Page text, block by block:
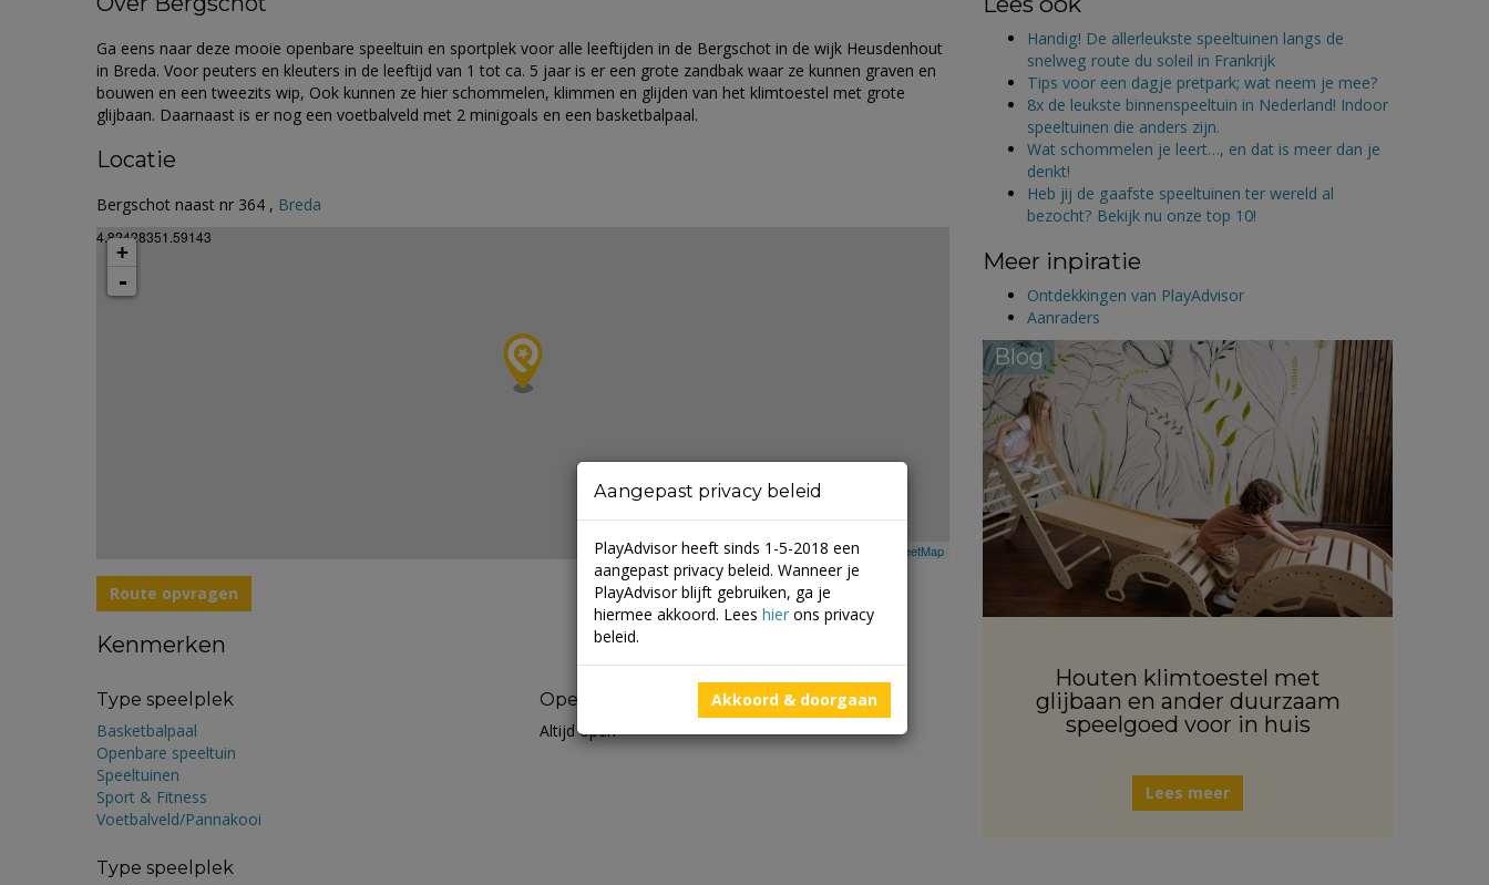
Ga eens naar deze mooie openbare speeltuin en sportplek voor alle leeftijden in de Bergschot in de wijk Heusdenhout
in Breda. Voor peuters en kleuters in de leeftijd van 1 tot ca. 5 jaar is er een grote zandbak waar ze kunnen graven en
bouwen en een tweezits wip, Ook kunnen ze hier schommelen, klimmen en glijden van het klimtoestel met grote
glijbaan. Daarnaast is er nog een voetbalveld met 2 minigoals en een basketbalpaal.
Locatie
Bergschot naast nr 364 , Breda
4.82428351.59143
+
-
Leaflet| ©Mapbox© OpenStreetMap
Route opvragen
Kenmerken
Type speelplek
Basketbalpaal
Openbare speeltuin
Speeltuinen
Sport & Fitness
Voetbalveld/Pannakooi
Type speelplek
Openingstijden
Altijd open
Handig! De allerleukste speeltuinen langs de
snelweg route du soleil in Frankrijk
Tips voor een dagje pretpark; wat neem je mee?
8x de leukste binnenspeeltuin in Nederland! Indoor
speeltuinen die anders zijn.
Wat schommelen je leert…, en dat is meer dan je
denkt!
Heb jij de gaafste speeltuinen ter wereld al
bezocht? Bekijk nu onze top 10!
Meer inpiratie
Ontdekkingen van PlayAdvisor
Aanraders
Blog
Houten klimtoestel met
glijbaan en ander duurzaam
speelgoed voor in huis
Lees meer
Aangepast privacy beleid
PlayAdvisor heeft sinds 1-5-2018 een
aangepast privacy beleid. Wanneer je
PlayAdvisor blijft gebruiken, ga je
hiermee akkoord. Lees hier ons privacy
beleid.
Akkoord & doorgaan